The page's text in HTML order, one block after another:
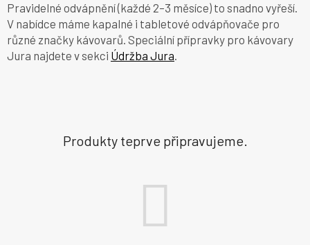
Pravidelné odvápnění (každé 2–3 měsíce) to snadno vyřeší.
V nabídce máme kapalné i tabletové odvápňovače pro
různé značky kávovarů. Speciální přípravky pro kávovary
Jura najdete v sekci Údržba Jura.
Produkty teprve připravujeme.